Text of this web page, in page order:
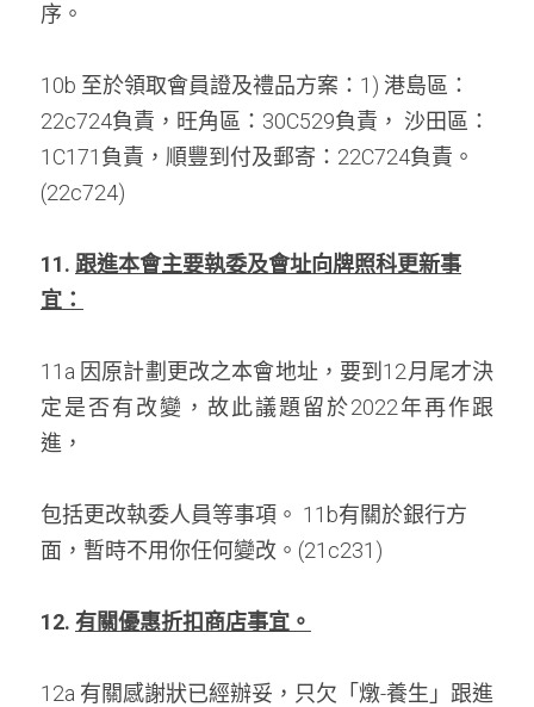
序。
10b 至於領取會員證及禮品方案：1) 港島區：
22c724負責，旺角區：30C529負責， 沙田區：
1C171負責，順豐到付及郵寄：22C724負責。
(22c724)
11. 跟進本會主要執委及會址向牌照科更新事
宜：
11a 因原計劃更改之本會地址，要到12月尾才決
定是否有改變，故此議題留於2022年再作跟
進，
包括更改執委人員等事項。 11b有關於銀行方
面，暫時不用你任何變改。(21c231)
12. 有關優惠折扣商店事宜。
12a 有關感謝狀已經辦妥，只欠「燉-養生」跟進